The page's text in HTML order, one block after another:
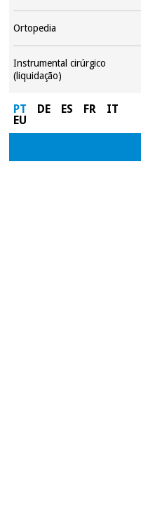
Ortopedia
Instrumental cirúrgico
(liquidação)
PT DE ES FR
IT
EU